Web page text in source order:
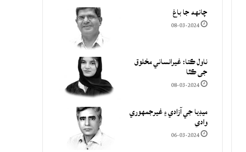
چانهه جا باغ
08-03-2024
ناول ڪتا: غيرانساني مخلوق
جي ڪٿا
08-03-2024
ميڊيا جي آزادي ۽ غيرجمھوري
وادي
06-03-2024